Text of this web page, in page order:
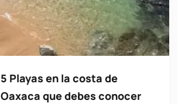
5 Playas en la costa de
Oaxaca que debes conocer